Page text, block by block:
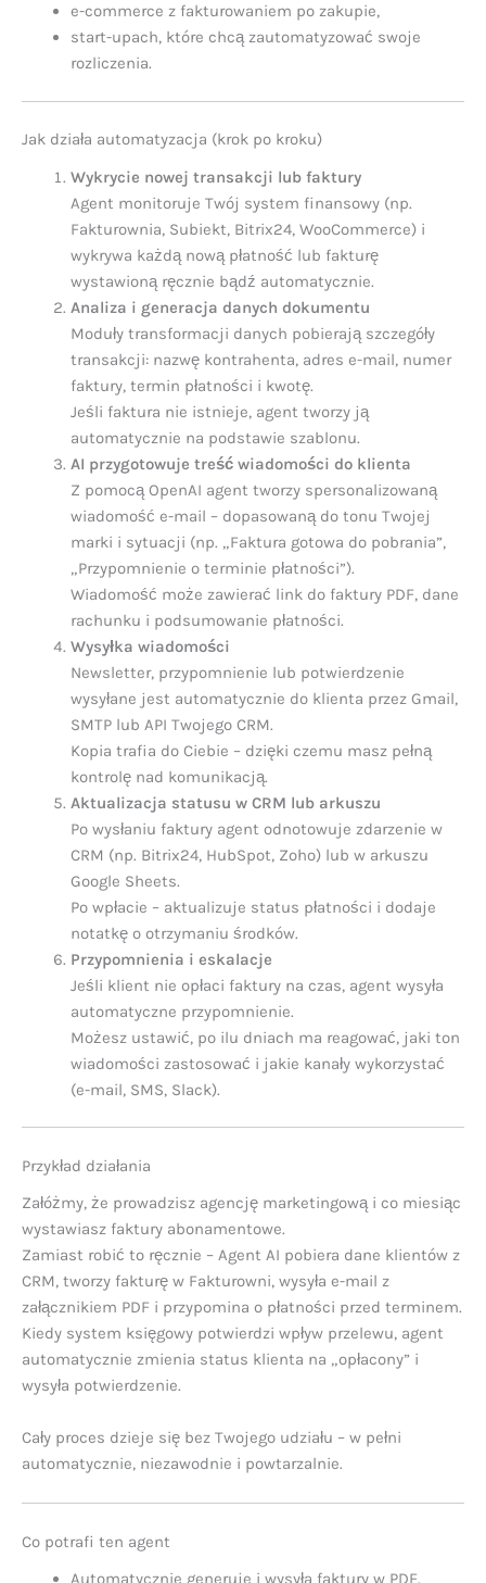
e-commerce z fakturowaniem po zakupie,
start-upach, które chcą zautomatyzować swoje
rozliczenia.
Jak działa automatyzacja (krok po kroku)
Wykrycie nowej transakcji lub faktury
Agent monitoruje Twój system finansowy (np.
Fakturownia, Subiekt, Bitrix24, WooCommerce) i
wykrywa każdą nową płatność lub fakturę
wystawioną ręcznie bądź automatycznie.
Analiza i generacja danych dokumentu
Moduły transformacji danych pobierają szczegóły
transakcji: nazwę kontrahenta, adres e-mail, numer
faktury, termin płatności i kwotę.
Jeśli faktura nie istnieje, agent tworzy ją
automatycznie na podstawie szablonu.
AI przygotowuje treść wiadomości do klienta
Z pomocą OpenAI agent tworzy spersonalizowaną
wiadomość e-mail – dopasowaną do tonu Twojej
marki i sytuacji (np. „Faktura gotowa do pobrania”,
„Przypomnienie o terminie płatności”).
Wiadomość może zawierać link do faktury PDF, dane
rachunku i podsumowanie płatności.
Wysyłka wiadomości
Newsletter, przypomnienie lub potwierdzenie
wysyłane jest automatycznie do klienta przez Gmail,
SMTP lub API Twojego CRM.
Kopia trafia do Ciebie – dzięki czemu masz pełną
kontrolę nad komunikacją.
Aktualizacja statusu w CRM lub arkuszu
Po wysłaniu faktury agent odnotowuje zdarzenie w
CRM (np. Bitrix24, HubSpot, Zoho) lub w arkuszu
Google Sheets.
Po wpłacie – aktualizuje status płatności i dodaje
notatkę o otrzymaniu środków.
Przypomnienia i eskalacje
Jeśli klient nie opłaci faktury na czas, agent wysyła
automatyczne przypomnienie.
Możesz ustawić, po ilu dniach ma reagować, jaki ton
wiadomości zastosować i jakie kanały wykorzystać
(e-mail, SMS, Slack).
Przykład działania
Załóżmy, że prowadzisz agencję marketingową i co miesiąc
wystawiasz faktury abonamentowe.
Zamiast robić to ręcznie – Agent AI pobiera dane klientów z
CRM, tworzy fakturę w Fakturowni, wysyła e-mail z
załącznikiem PDF i przypomina o płatności przed terminem.
Kiedy system księgowy potwierdzi wpływ przelewu, agent
automatycznie zmienia status klienta na „opłacony” i
wysyła potwierdzenie.
Cały proces dzieje się bez Twojego udziału – w pełni
automatycznie, niezawodnie i powtarzalnie.
Co potrafi ten agent
Automatycznie generuje i wysyła faktury w PDF.